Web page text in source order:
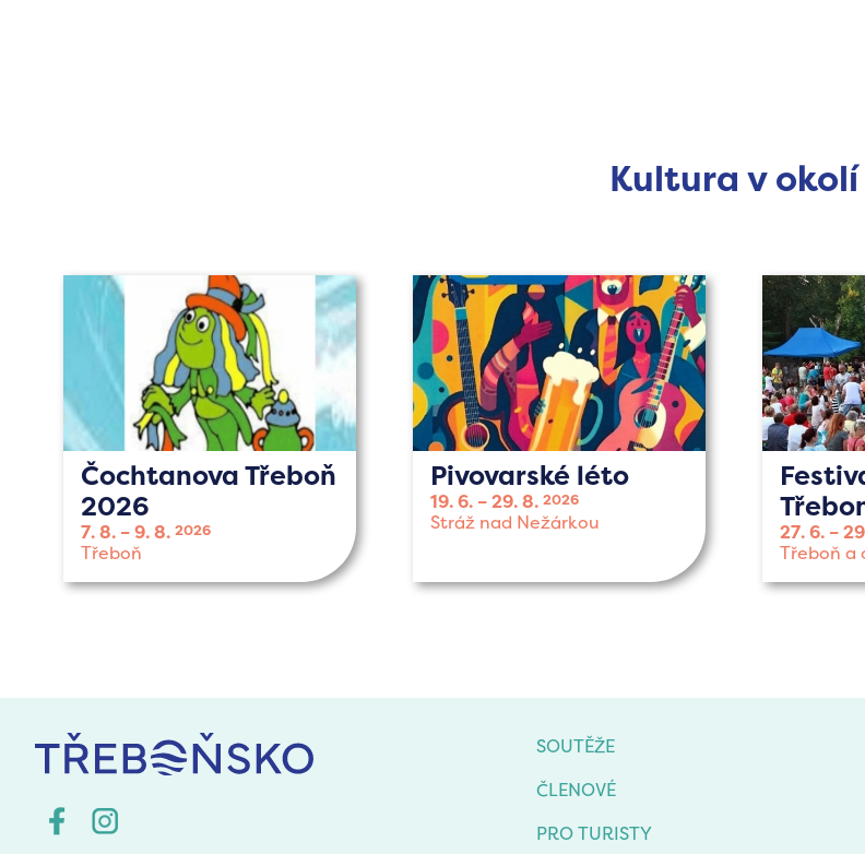
Kultura v okolí
Čochtanova Třeboň
2026
7. 8. 9. 8. 2026
Třeboň
Pivovarské léto
19. 6. 29. 8. 2026
Stráž nad Nežárkou 27. 6.
Třeboň a
SOUTĚŽE
ČLENOVÉ
PRO TURISTY